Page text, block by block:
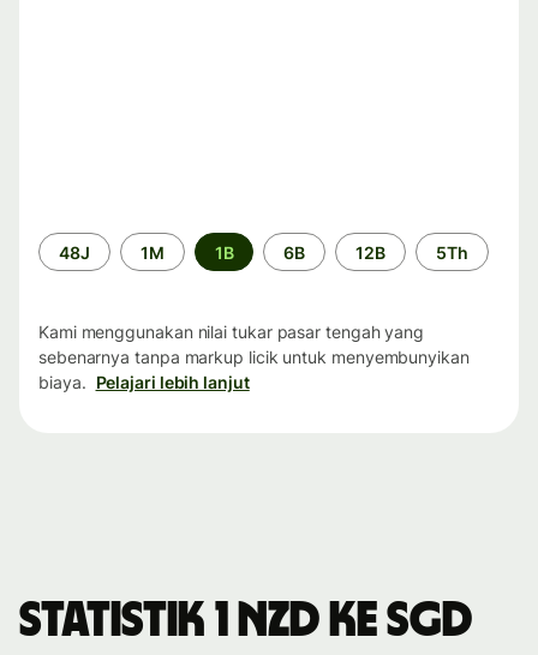
Periode
waktu
48J 1M 1B 6B 12B 5Th
Kami menggunakan nilai tukar pasar tengah yang
sebenarnya tanpa markup licik untuk menyembunyikan
biaya. Pelajari lebih lanjut
Statistik 1 NZD ke SGD